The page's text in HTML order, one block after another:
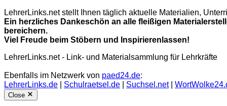
LehrerLinks.net stellt Ihnen täglich aktuelle Materialien,
Ein herzliches Dankeschön an alle fleißigen
bereichern.
Viel Freude beim Stöbern und Inspirierenlassen!
LehrerLinks.net - Link- und Materialsammlung für Lehrkräfte
Ebenfalls im Netzwerk von paed24.de:
LehrerLinks.de
Schulraetsel.de Suchsel.net|
Close